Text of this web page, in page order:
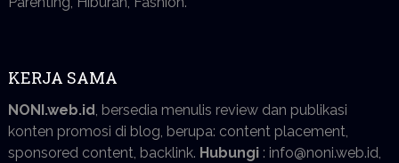
KERJA SAMA
NONI.web.id, bersedia menulis review dan publikasi
konten promosi di blog, berupa: content placement,
sponsored content, backlink. Hubungi: info@noni.web.id,